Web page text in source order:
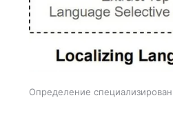
Определение